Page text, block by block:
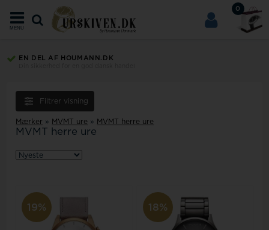
0
MENU
EN DEL AF HOUMANN.DK
Filtrer visning
Mærker » MVMT ure » MVMT herre ure
MVMT herre ure
19% 18%